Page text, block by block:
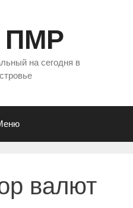
ПМР
на сегодня в
валют